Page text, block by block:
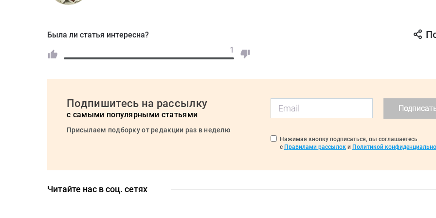
Была ли статья интересна?
1
Подпишитесь на рассылку
с самыми популярными статьями
Присылаем подборку от редакции раз в неделю
Нажимая кнопку подписаться, вы соглашаетесь
с Правилами рассылок и Политикой
Читайте нас в соц. сетях